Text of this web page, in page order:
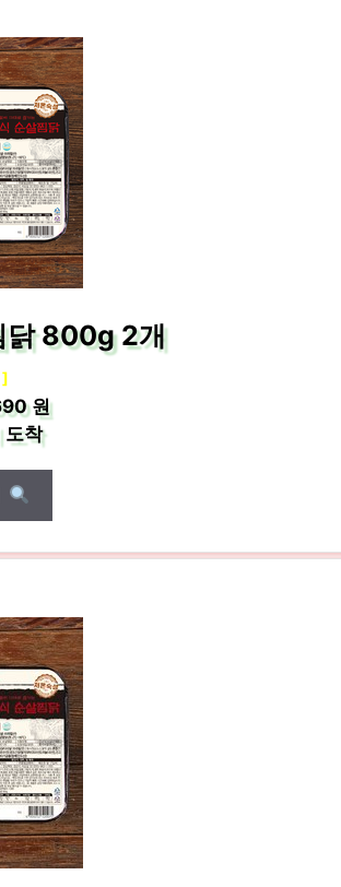
닭 800g 2개
]
원
도착